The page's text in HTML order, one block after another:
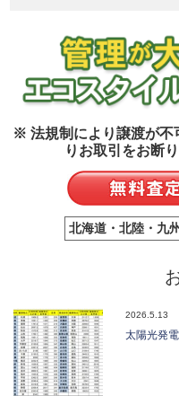
※ 法規制により譲渡が不
りお取引をお断
北海道・北陸・九
2026.5.13
太陽光発